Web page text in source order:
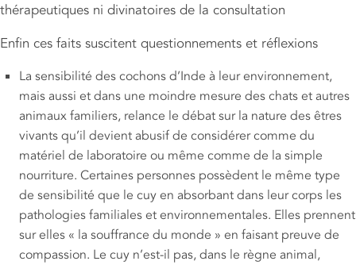
thérapeutiques ni divinatoires de la consultation
Enfin ces faits suscitent questionnements et réflexions
La sensibilité des cochons d’Inde à leur environnement,
mais aussi et dans une moindre mesure des chats et autres
animaux familiers, relance le débat sur la nature des êtres
vivants qu’il devient abusif de considérer comme du
matériel de laboratoire ou même comme de la simple
nourriture. Certaines personnes possèdent le même type
de sensibilité que le cuy en absorbant dans leur corps les
pathologies familiales et environnementales. Elles prennent
sur elles « la souffrance du monde » en faisant preuve de
compassion. Le cuy n’est-il pas, dans le règne animal,